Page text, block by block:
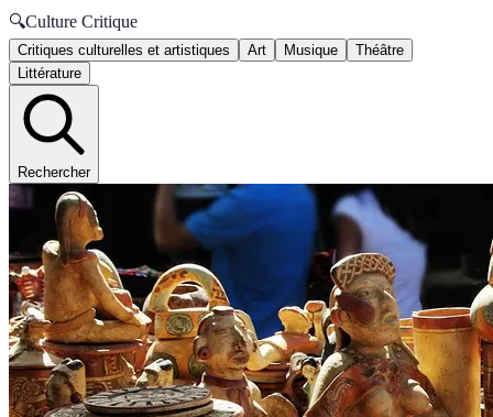
🔍Culture Critique
Critiques culturelles et artistiques Art Musique
Théâtre
Littérature
Rechercher